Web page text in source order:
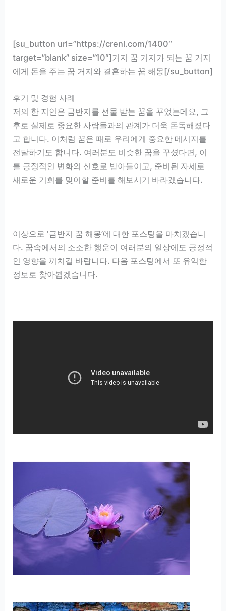
[su_button url=”https://crenl.com/1400″
target=”blank” size=”10″]거지 꿈 거지가 되는 꿈 거지
에게 돈을 주는 꿈 거지와 결혼하는 꿈 해몽[/su_button]
후기 및 경험 사례
저의 한 지인은 금반지를 선물 받는 꿈을 꾸었는데요, 그
후로 실제로 중요한 사람들과의 관계가 더욱 돈독해졌다
고 합니다. 이처럼 꿈은 때로 우리에게 중요한 메시지를
전달하기도 합니다. 여러분도 비슷한 꿈을 꾸셨다면, 이
를 긍정적인 변화의 신호로 받아들이고, 준비된 자세로
새로운 기회를 맞이할 준비를 해보시기 바라겠습니다.
이상으로 ‘금반지 꿈 해몽’에 대한 포스팅을 마치겠습니
다. 꿈속에서의 소소한 행운이 여러분의 일상에도 긍정적
인 영향을 끼치길 바랍니다. 다음 포스팅에서 또 유익한
정보로 찾아뵙겠습니다.